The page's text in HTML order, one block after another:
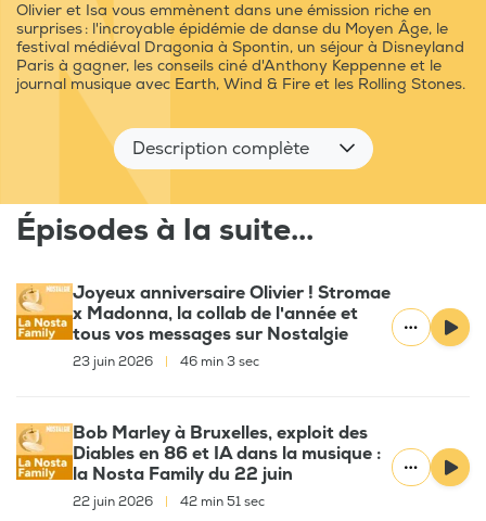
Olivier et Isa vous emmènent dans une émission riche en
surprises : l'incroyable épidémie de danse du Moyen Âge, le
festival médiéval Dragonia à Spontin, un séjour à Disneyland
Paris à gagner, les conseils ciné d'Anthony Keppenne et le
journal musique avec Earth, Wind & Fire et les Rolling Stones.
Description complète
Épisodes à la suite...
Joyeux anniversaire Olivier ! Stromae
x Madonna, la collab de l'année et
tous vos messages sur Nostalgie
23 juin 2026 46 min 3 sec
Bob Marley à Bruxelles, exploit des
Diables en 86 et IA dans la musique :
la Nosta Family du 22 juin
22 juin 2026 42 min 51 sec